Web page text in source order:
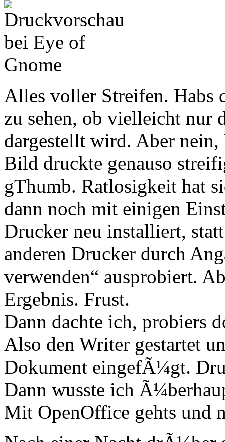
Alles voller Streifen. Habs
zu sehen, ob vielleicht nur
dargestellt wird. Aber
Bild druckte genauso
gThumb. Ratlosigkeit hat
dann noch mit einigen
Drucker neu installiert,
anderen Drucker durch
verwenden“ ausprobiert.
Ergebnis. Frust.
Dann dachte ich, probiers
Also den Writer gestartet
Dokument eingefÃ¼gt.
Dann wusste ich
Mit OpenOffice gehts und